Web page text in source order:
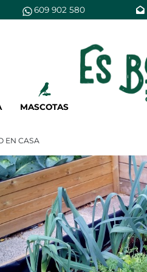
609 902 580
MASCOTAS
EN CASA